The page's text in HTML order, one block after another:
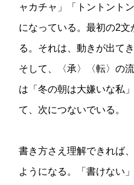
ャカチャ」「トントント
になっている。最初の2
る。それは、動きが出て
そして、〈承〉〈転〉の
は「冬の朝は大嫌いな私
て、次につないでいる。
書き方さえ理解できれば
ようになる。「書けない